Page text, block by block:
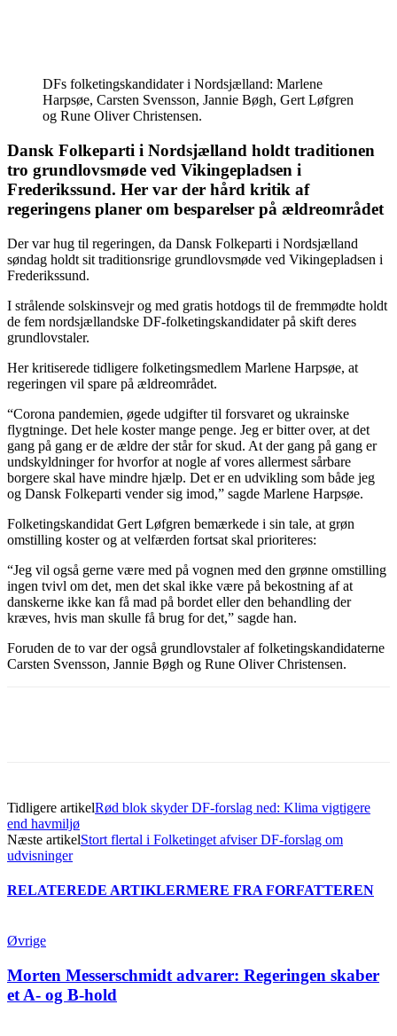
DFs folketingskandidater i Nordsjælland: Marlene
Harpsøe, Carsten Svensson, Jannie Bøgh, Gert Løfgren
og Rune Oliver Christensen.
Dansk Folkeparti i Nordsjælland holdt traditionen
tro grundlovsmøde ved Vikingepladsen i
Frederikssund. Her var der hård kritik af
regeringens planer om besparelser på ældreområdet
Der var hug til regeringen, da Dansk Folkeparti i Nordsjælland
søndag holdt sit traditionsrige grundlovsmøde ved Vikingepladsen i
Frederikssund.
I strålende solskinsvejr og med gratis hotdogs til de fremmødte holdt
de fem nordsjællandske DF-folketingskandidater på skift deres
grundlovstaler.
Her kritiserede tidligere folketingsmedlem Marlene Harpsøe, at
regeringen vil spare på ældreområdet.
“Corona pandemien, øgede udgifter til forsvaret og ukrainske
flygtninge. Det hele koster mange penge. Jeg er bitter over, at det
gang på gang er de ældre der står for skud. At der gang på gang er
undskyldninger for hvorfor at nogle af vores allermest sårbare
borgere skal have mindre hjælp. Det er en udvikling som både jeg
og Dansk Folkeparti vender sig imod,” sagde Marlene Harpsøe.
Folketingskandidat Gert Løfgren bemærkede i sin tale, at grøn
omstilling koster og at velfærden fortsat skal prioriteres:
“Jeg vil også gerne være med på vognen med den grønne omstilling
ingen tvivl om det, men det skal ikke være på bekostning af at
danskerne ikke kan få mad på bordet eller den behandling der
kræves, hvis man skulle få brug for det,” sagde han.
Foruden de to var der også grundlovstaler af folketingskandidaterne
Carsten Svensson, Jannie Bøgh og Rune Oliver Christensen.
Tidligere artikelRød blok skyder DF-forslag ned: Klima vigtigere
end havmiljø
Næste artikelStort flertal i Folketinget afviser DF-forslag om
udvisninger
RELATEREDE ARTIKLERMERE FRA FORFATTEREN
Øvrige
Morten Messerschmidt advarer: Regeringen skaber
et A- og B-hold